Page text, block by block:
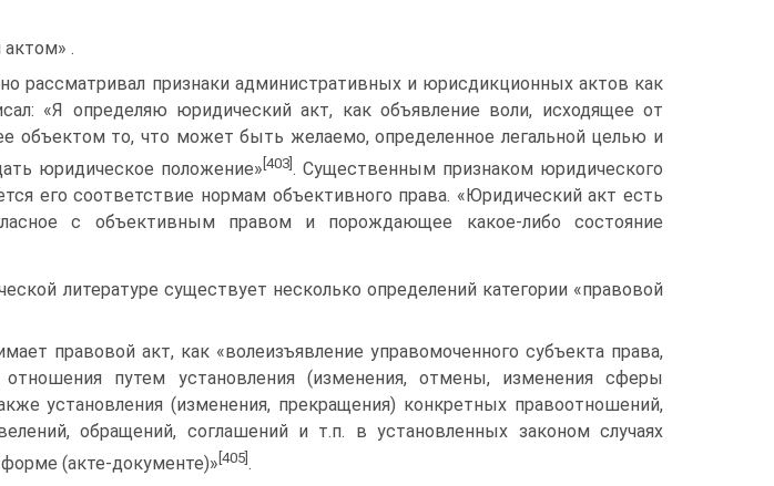
.
рассматривал признаки административных и юрисдикционных актов как
«Я определяю юридический акт, как объявление воли, исходящее от
объектом то, что может быть желаемо, определенное легальной целью и
юридическое положение» [403]. Существенным признаком юридического
его соответствие нормам объективного права. «Юридический акт есть
с объективным правом и порождающее какое-либо состояние
литературе существует несколько определений категории «правовой
правовой акт, как «волеизъявление управомоченного субъекта права,
путем установления (изменения, отмены, изменения сферы
установления (изменения, прекращения) конкретных правоотношений,
обращений, соглашений и т.п. в установленных законом случаях
(акте-документе)» [405] .